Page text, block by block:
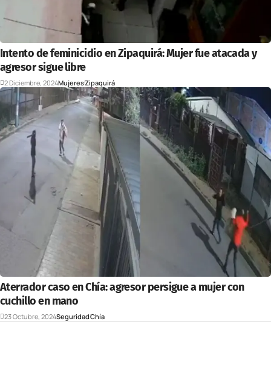
Intento de feminicidio en Zipaquirá: Mujer fue atacada y
agresor sigue libre
2 Diciembre, 2024MujeresZipaquirá
Aterrador caso en Chía: agresor persigue a mujer con
cuchillo en mano
23 Octubre, 2024SeguridadChía